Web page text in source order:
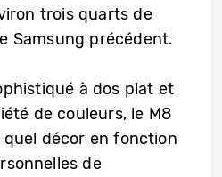
trois quarts de
Samsung précédent.
à dos plat et
de couleurs, le M8
quel décor en fonction
de